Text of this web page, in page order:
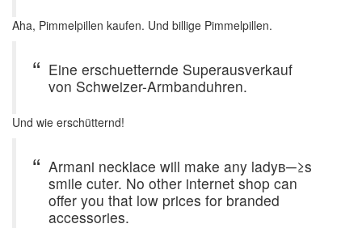
Aha, Pimmelpillen kaufen. Und billige Pimmelpillen.
Eine erschuetternde Superausverkauf
von Schweizer-Armbanduhren.
Und wie erschütternd!
Armani necklace will make any ladyв─≥s
smile cuter. No other internet shop can
offer you that low prices for branded
accessories.